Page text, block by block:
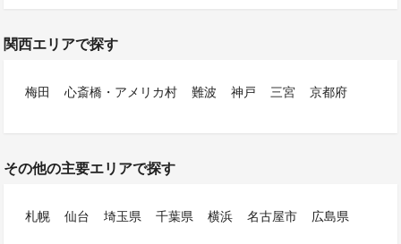
関西エリアで探す
梅田 心斎橋・アメリカ村 難波 神戸 三宮 京都府
その他の主要エリアで探す
札幌 仙台 埼玉県 千葉県 横浜 名古屋市
広島県